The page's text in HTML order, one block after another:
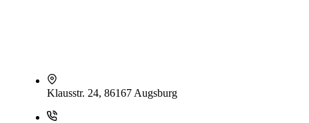
Klausstr. 24, 86167 Augsburg